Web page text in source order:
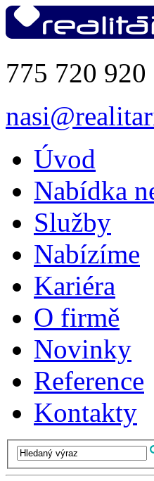
775 720 920
Úvod
Nabídka
Služby
Nabízíme
Kariéra
O firmě
Novinky
Reference
Kontakty